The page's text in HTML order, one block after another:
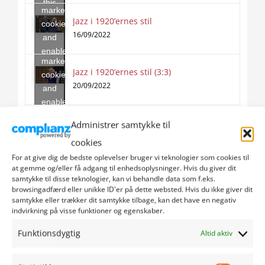
Administrer samtykke til
cookies
For at give dig de bedste oplevelser bruger vi teknologier som cookies til
at gemme og/eller få adgang til enhedsoplysninger. Hvis du giver dit
samtykke til disse teknologier, kan vi behandle data som f.eks.
browsingadfærd eller unikke ID'er på dette websted. Hvis du ikke giver dit
samtykke eller trækker dit samtykke tilbage, kan det have en negativ
indvirkning på visse funktioner og egenskaber.
Funktionsdygtig Altid aktiv
this
content
marketing
cookies
and
enable
this
content
Jazz i 1920’ernes stil
16/09/2022
Click
to
accept
marketing
cookies
and
enable
content
Jazz i 1920’ernes stil (3:3)
20/09/2022
Seneste nyheder
Æ uchs ouer å synnejysk – Pusse 6:16
Bag om Sporten – Skydning – Parasport
Sønderborg
Æ uchs ouer å synnejysk – Syssel å Føjel 5:16